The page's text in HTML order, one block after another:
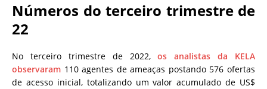
Números do terceiro trimestre de
22
No terceiro trimestre de 2022,os analistas da KELA
observaram 110 agentes de ameaças postando 576 ofertas
de acesso inicial, totalizando um valor acumulado de US$